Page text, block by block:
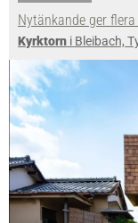
Nytänkande ger
Kyrktorn i Bleibach,